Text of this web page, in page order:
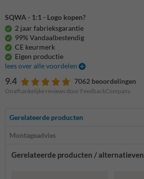
SQWA - 1:1 - Logo kopen?
2 jaar fabrieksgarantie
99% Vandaalbestendig
CE keurmerk
Eigen productie
lees over alle voordelen
9.4 7062 beoordelingen
Onafhankelijke reviews door FeedbackCompany
Gerelateerde producten
Montageadvies
Gerelateerde producten / alternatieven